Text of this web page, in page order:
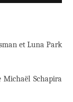
et Luna Park
Michaël Schapira